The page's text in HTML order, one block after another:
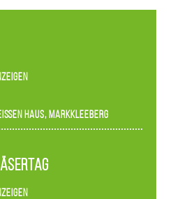
Lichtinstallationen
in einen farbigen
Rundgang einen
Konzert
Haus, Markkleeberg